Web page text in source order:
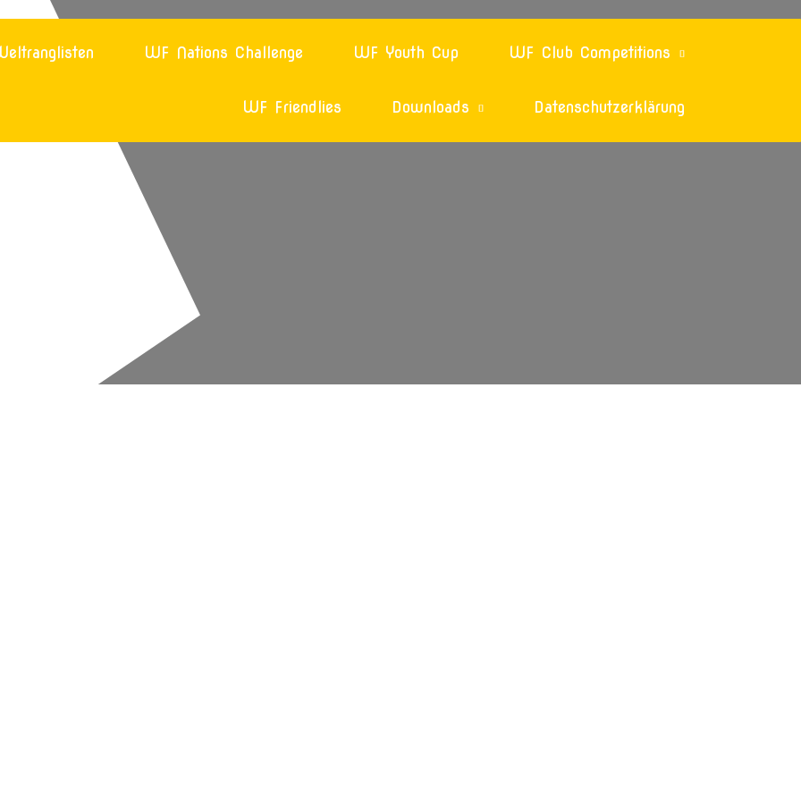
WF Nations Challenge WF Youth Cup WF Club Competitions
WF Friendlies Downloads Datenschutzerklärung